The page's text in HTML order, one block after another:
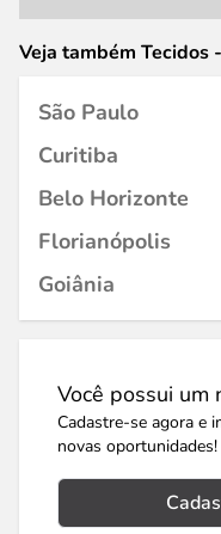
Veja também Tecidos
São Paulo
Curitiba
Belo Horizonte
Florianópolis
Goiânia
Você possui um
Cadastre-se agora e
novas oportunidades!